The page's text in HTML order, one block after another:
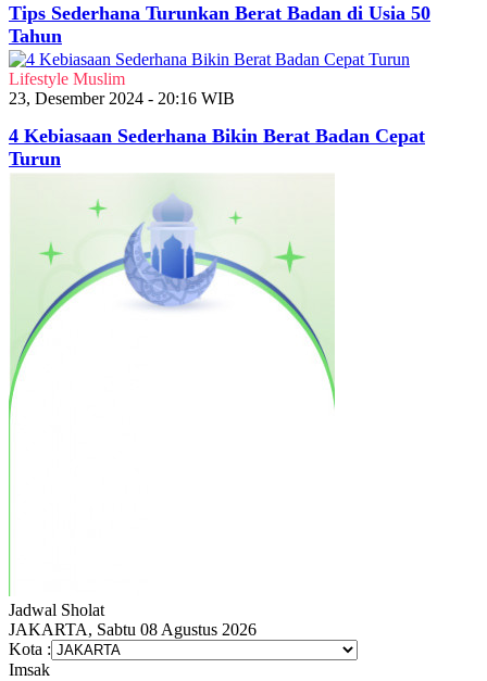
Tips Sederhana Turunkan Berat Badan di Usia 50
Tahun
Lifestyle Muslim
23, Desember 2024 - 20:16 WIB
4 Kebiasaan Sederhana Bikin Berat Badan Cepat
Turun
Jadwal Sholat
JAKARTA, Sabtu 08 Agustus 2026
Kota :
Imsak